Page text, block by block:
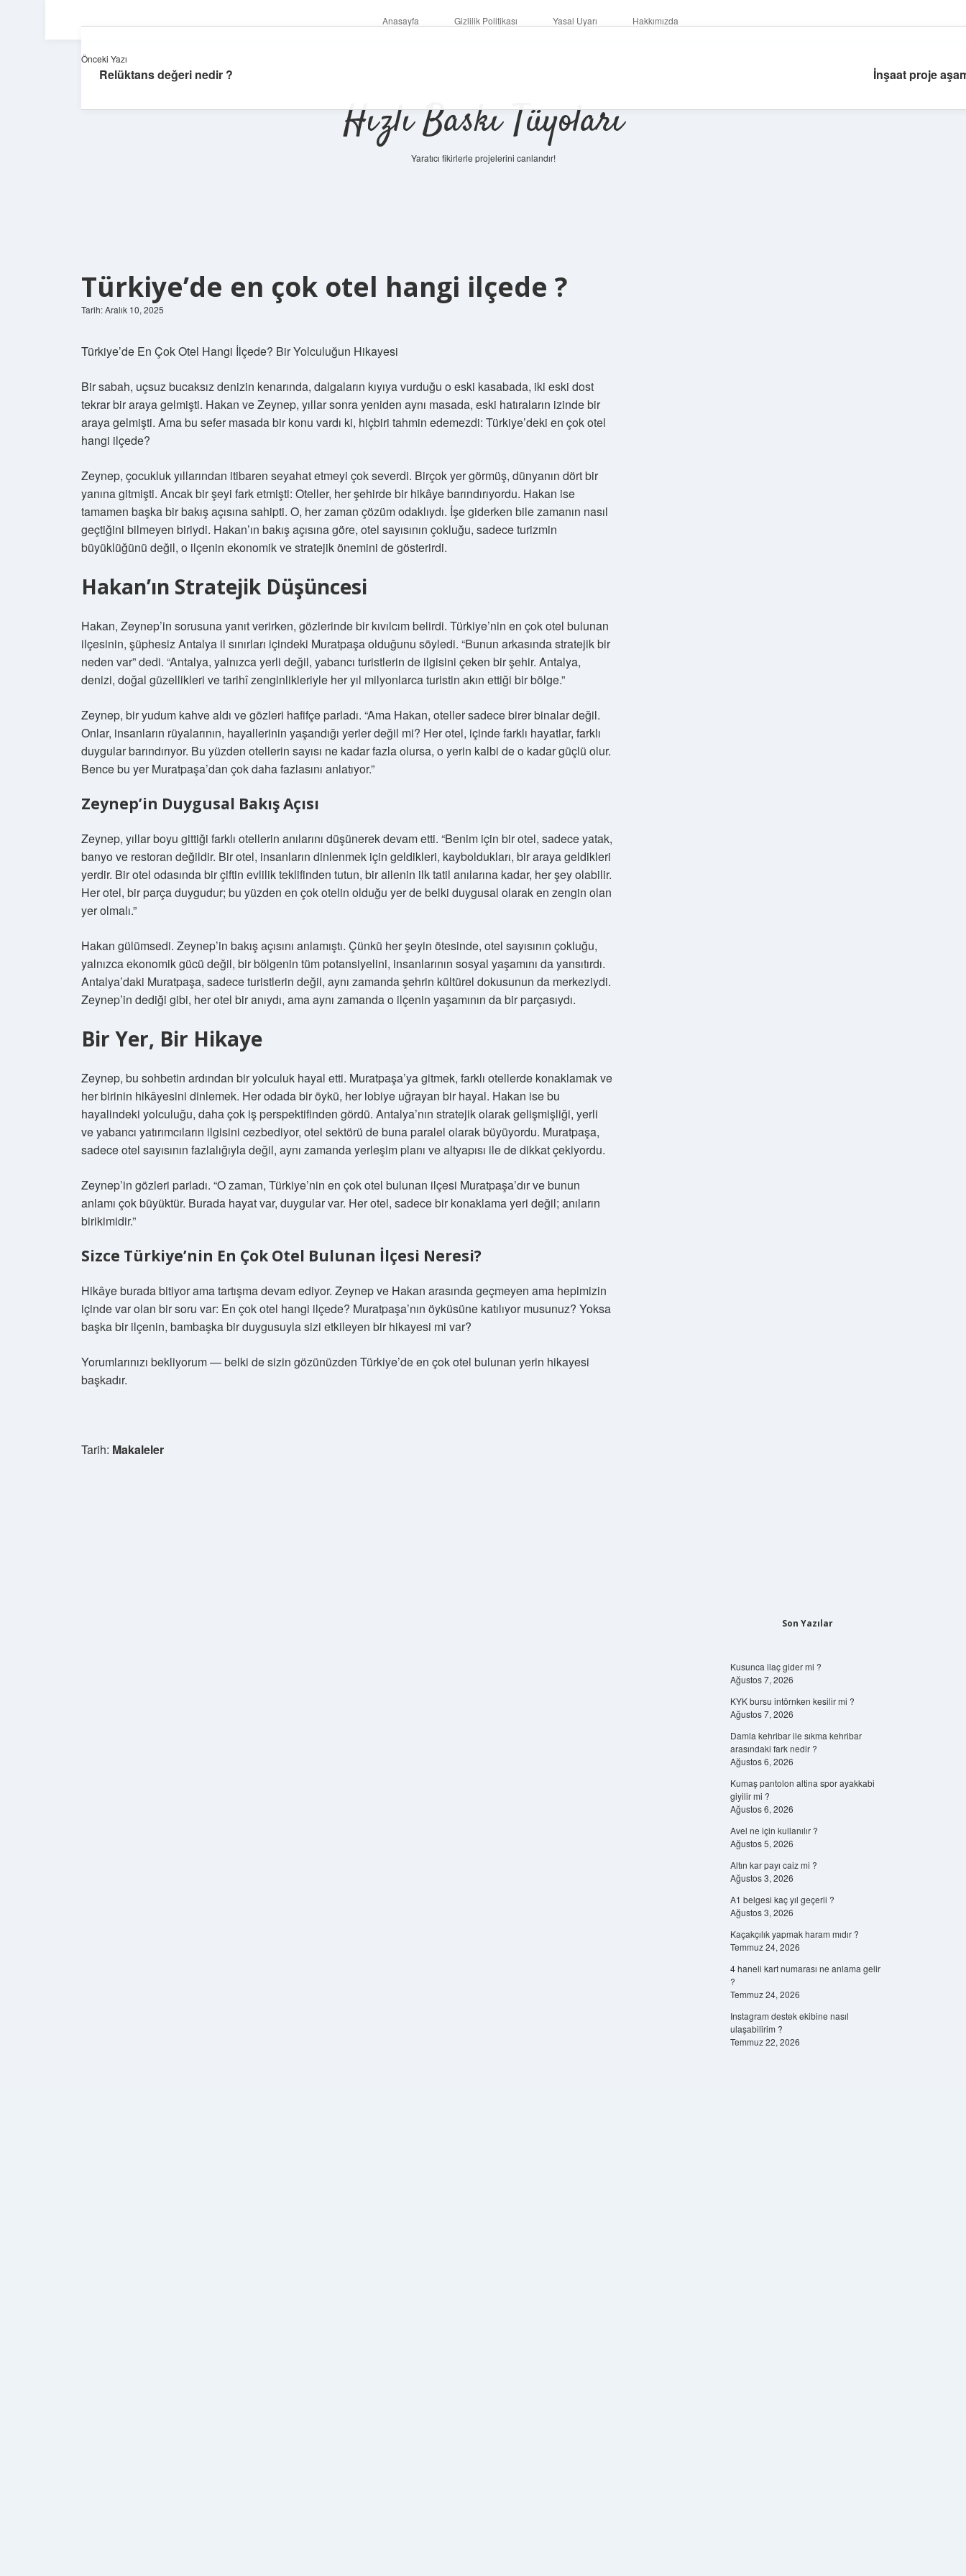
Anasayfa Gizlilik Politikası Yasal Uyarı Hakkımızda
Hızlı Baskı Tüyoları
Yaratıcı fikirlerle projelerini canlandır!
Türkiye’de en çok otel hangi ilçede ?
Tarih: Aralık 10, 2025
Türkiye’de En Çok Otel Hangi İlçede? Bir Yolculuğun Hikayesi
Bir sabah, uçsuz bucaksız denizin kenarında, dalgaların kıyıya vurduğu o eski kasabada, iki eski dost
tekrar bir araya gelmişti. Hakan ve Zeynep, yıllar sonra yeniden aynı masada, eski hatıraların izinde bir
araya gelmişti. Ama bu sefer masada bir konu vardı ki, hiçbiri tahmin edemezdi: Türkiye’deki en çok otel
hangi ilçede?
Zeynep, çocukluk yıllarından itibaren seyahat etmeyi çok severdi. Birçok yer görmüş, dünyanın dört bir
yanına gitmişti. Ancak bir şeyi fark etmişti: Oteller, her şehirde bir hikâye barındırıyordu. Hakan ise
tamamen başka bir bakış açısına sahipti. O, her zaman çözüm odaklıydı. İşe giderken bile zamanın nasıl
geçtiğini bilmeyen biriydi. Hakan’ın bakış açısına göre, otel sayısının çokluğu, sadece turizmin
büyüklüğünü değil, o ilçenin ekonomik ve stratejik önemini de gösterirdi.
Hakan’ın Stratejik Düşüncesi
Hakan, Zeynep’in sorusuna yanıt verirken, gözlerinde bir kıvılcım belirdi. Türkiye’nin en çok otel bulunan
ilçesinin, şüphesiz Antalya il sınırları içindeki Muratpaşa olduğunu söyledi. “Bunun arkasında stratejik bir
neden var” dedi. “Antalya, yalnızca yerli değil, yabancı turistlerin de ilgisini çeken bir şehir. Antalya,
denizi, doğal güzellikleri ve tarihî zenginlikleriyle her yıl milyonlarca turistin akın ettiği bir bölge.”
Zeynep, bir yudum kahve aldı ve gözleri hafifçe parladı. “Ama Hakan, oteller sadece birer binalar değil.
Onlar, insanların rüyalarının, hayallerinin yaşandığı yerler değil mi? Her otel, içinde farklı hayatlar, farklı
duygular barındırıyor. Bu yüzden otellerin sayısı ne kadar fazla olursa, o yerin kalbi de o kadar güçlü olur.
Bence bu yer Muratpaşa’dan çok daha fazlasını anlatıyor.”
Zeynep’in Duygusal Bakış Açısı
Zeynep, yıllar boyu gittiği farklı otellerin anılarını düşünerek devam etti. “Benim için bir otel, sadece yatak,
banyo ve restoran değildir. Bir otel, insanların dinlenmek için geldikleri, kayboldukları, bir araya geldikleri
yerdir. Bir otel odasında bir çiftin evlilik teklifinden tutun, bir ailenin ilk tatil anılarına kadar, her şey olabilir.
Her otel, bir parça duygudur; bu yüzden en çok otelin olduğu yer de belki duygusal olarak en zengin olan
yer olmalı.”
Hakan gülümsedi. Zeynep’in bakış açısını anlamıştı. Çünkü her şeyin ötesinde, otel sayısının çokluğu,
yalnızca ekonomik gücü değil, bir bölgenin tüm potansiyelini, insanlarının sosyal yaşamını da yansıtırdı.
Antalya’daki Muratpaşa, sadece turistlerin değil, aynı zamanda şehrin kültürel dokusunun da merkeziydi.
Zeynep’in dediği gibi, her otel bir anıydı, ama aynı zamanda o ilçenin yaşamının da bir parçasıydı.
Bir Yer, Bir Hikaye
Zeynep, bu sohbetin ardından bir yolculuk hayal etti. Muratpaşa’ya gitmek, farklı otellerde konaklamak ve
her birinin hikâyesini dinlemek. Her odada bir öykü, her lobiye uğrayan bir hayal. Hakan ise bu
hayalindeki yolculuğu, daha çok iş perspektifinden gördü. Antalya’nın stratejik olarak gelişmişliği, yerli
ve yabancı yatırımcıların ilgisini cezbediyor, otel sektörü de buna paralel olarak büyüyordu. Muratpaşa,
sadece otel sayısının fazlalığıyla değil, aynı zamanda yerleşim planı ve altyapısı ile de dikkat çekiyordu.
Zeynep’in gözleri parladı. “O zaman, Türkiye’nin en çok otel bulunan ilçesi Muratpaşa’dır ve bunun
anlamı çok büyüktür. Burada hayat var, duygular var. Her otel, sadece bir konaklama yeri değil; anıların
birikimidir.”
Sizce Türkiye’nin En Çok Otel Bulunan İlçesi Neresi?
Hikâye burada bitiyor ama tartışma devam ediyor. Zeynep ve Hakan arasında geçmeyen ama hepimizin
içinde var olan bir soru var: En çok otel hangi ilçede? Muratpaşa’nın öyküsüne katılıyor musunuz? Yoksa
başka bir ilçenin, bambaşka bir duygusuyla sizi etkileyen bir hikayesi mi var?
Yorumlarınızı bekliyorum — belki de sizin gözünüzden Türkiye’de en çok otel bulunan yerin hikayesi
başkadır.
Tarih: Makaleler
Önceki Yazı
Relüktans değeri nedir ? İnşaat proje
Son Yazılar
Kusunca ilaç gider mi ?
Ağustos 7, 2026
KYK bursu intörnken kesilir mi ?
Ağustos 7, 2026
Damla kehribar ile sıkma kehribar
arasındaki fark nedir ?
Ağustos 6, 2026
Kumaş pantolon altina spor ayakkabi
giyilir mi ?
Ağustos 6, 2026
Avel ne için kullanılır ?
Ağustos 5, 2026
Altın kar payı caiz mi ?
Ağustos 3, 2026
A1 belgesi kaç yıl geçerli ?
Ağustos 3, 2026
Kaçakçılık yapmak haram mıdır ?
Temmuz 24, 2026
4 haneli kart numarası ne anlama gelir
?
Temmuz 24, 2026
Instagram destek ekibine nasıl
ulaşabilirim ?
Temmuz 22, 2026